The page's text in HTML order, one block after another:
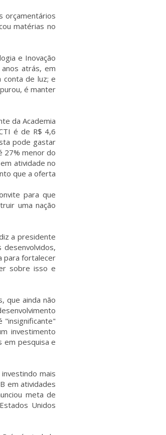
orçamentários
matérias no
e Inovação
atrás, em
conta de luz; e
é manter
da Academia
é de R$ 4,6
pode gastar
27% menor do
atividade no
que a oferta
para que
uma nação
a presidente
desenvolvidos,
para fortalecer
sobre isso e
que ainda não
"insignificante"
investimento
em pesquisa e
mais
em atividades
meta de
Unidos